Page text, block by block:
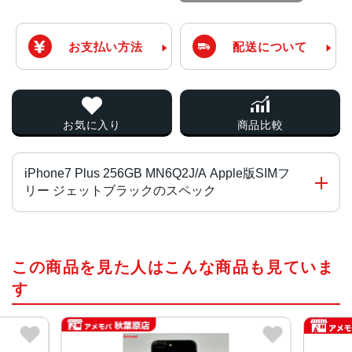
お支払い方法 配送について
お気に入り 商品比較
iPhone7 Plus 256GB MN6Q2J/A Apple版SIMフ
リー ジェットブラックのスペック
Apple A10 Fusion 組み込み型 M10モーションコプロセッ
ブラック、ジェットブラック、シルバー、レッド、ローズ
この商品を見た人はこんな商品も見ていま
す